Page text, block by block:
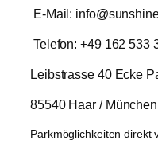
E-Mail:
Telefon: +49 162 533
Leibstrasse 40 Ecke
85540 Haar / München
Parkmöglichkeiten direkt